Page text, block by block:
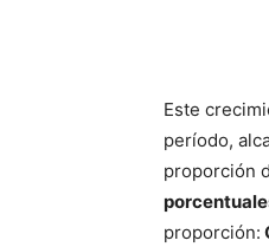
Este
período,
proporción
proporción: